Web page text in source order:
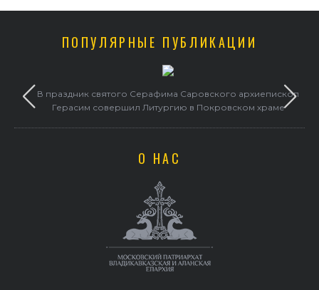
ПОПУЛЯРНЫЕ ПУБЛИКАЦИИ
В праздник святого Серафима Саровского архиепископ
Герасим совершил Литургию в Покровском храме
О НАС